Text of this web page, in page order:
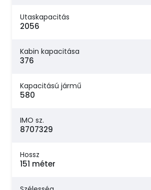
Utaskapacitás
2056
Kabin kapacitása
376
Kapacitású jármű
580
IMO sz.
8707329
Hossz
151 méter